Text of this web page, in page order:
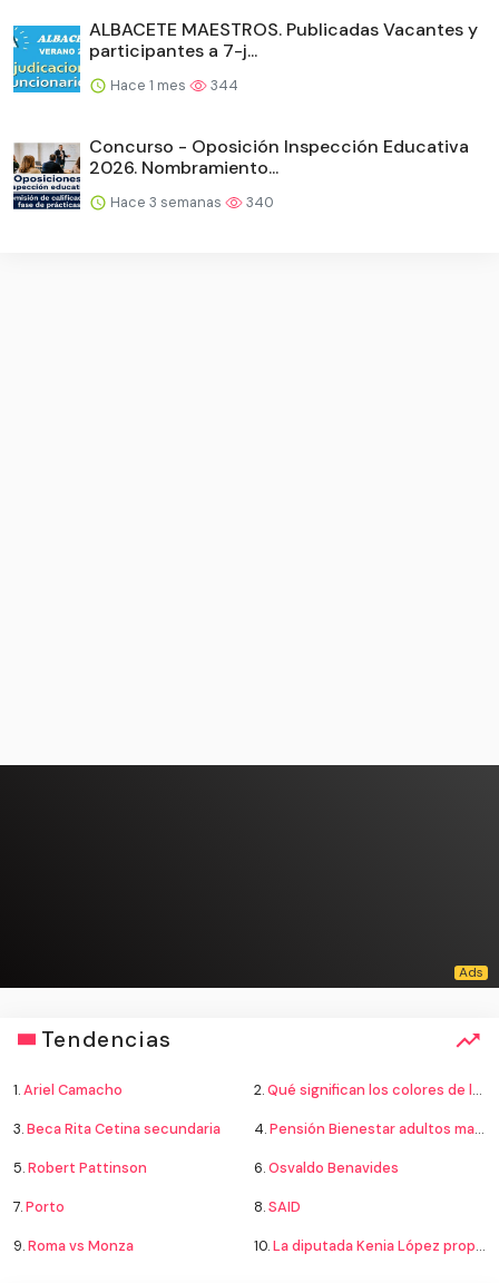
ALBACETE MAESTROS. Publicadas Vacantes y
participantes a 7-j...
Hace 1 mes 344
Concurso - Oposición Inspección Educativa
2026. Nombramiento...
Hace 3 semanas 340
Tendencias
1.Ariel Camacho 2.Qué significan los colores de la bandera
3.Beca Rita Cetina secundaria 4.Pensión Bienestar adultos mayores
5.Robert Pattinson 6.Osvaldo Benavides
7.Porto 8.SAID
9.Roma vs Monza 10.La diputada Kenia López propone cambiar el nombre del país a México